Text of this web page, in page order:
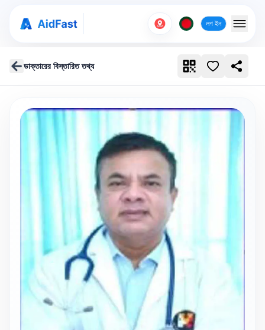
লগ ইন
ডাক্তারের বিস্তারিত তথ্য